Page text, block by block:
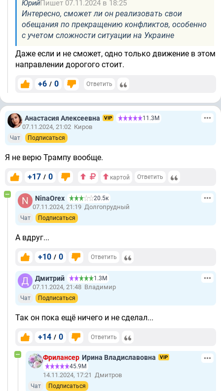
ЮрийПишет 07.11.2024 в 18:25
Интересно, сможет ли он реализовать свои
обещания по прекращению конфликтов, особенно
с учетом сложности ситуации на Украине
Даже если и не сможет, одно только движение в этом
направлении дорогого стоит.
+6 / 0 Ответить
Анастасия Алексеевна VIP 11.3М
07.11.2024, 21:02 Киров
Чат Подписаться
Я не верю Трампу вообще.
+17 / 0 картой Ответить
NinaOrex 20.5к
07.11.2024, 21:19 Долгопрудный
Чат Подписаться
А вдруг...
+10 / 0 Ответить
Дмитрий 1.3М
07.11.2024, 21:48 Владимир
Чат Подписаться
Так он пока ещё ничего и не сделал...
+14 / 0 Ответить
Фрилансер Ирина Владиславовна VIP
45.9М
14.11.2024, 17:21 Дмитров
Чат Подписаться